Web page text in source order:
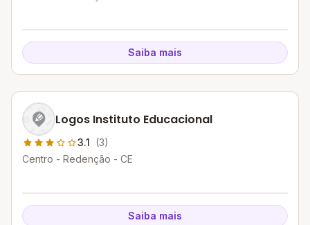
Saiba mais
Logos Instituto Educacional
3.1 (3)
Centro - Redenção - CE
Saiba mais